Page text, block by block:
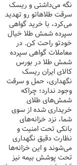
نگه می‌داشتی و ریسک
سرقت طلاهاتو رو تهدید
می‌کرد، با خرید گواهی
سپرده شمش طلا خیال
خودتو راحت کن. در
معاملات گواهی سپرده
شمش طلا در بورس
کالای ایران ریسک
نگهداری، حمل و سرقت
وجود ندارد؛ چراکه
شمش‌های طلای
خریداری شده از سوی
شما، نزد خزانه‌های
بانکی تحت امنیت و
نظارت دقیق نگهداری
می‌شوند و این خزانه‌ها
تحت پوشش بیمه نیز